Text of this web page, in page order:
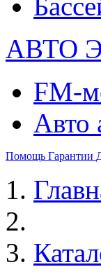
АВТО
FM-
Авто
Помощь Гарантии